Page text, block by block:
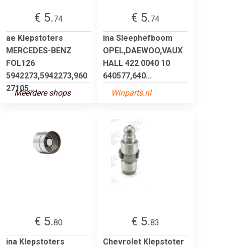
€ 5.74
ae Klepstoters
MERCEDES-BENZ
FOL126
5942273,5942273,960
27105...
Meerdere shops
€ 5.74
ina Sleephefboom
OPEL,DAEWOO,VAUX
HALL 422 0040 10
640577,640...
Winparts.nl
€ 5.80
ina Klepstoters
€ 5.83
Chevrolet Klepstoter